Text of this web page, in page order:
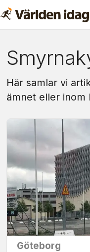
Om:
Här samlar vi
ämnet eller inom
Göteborg